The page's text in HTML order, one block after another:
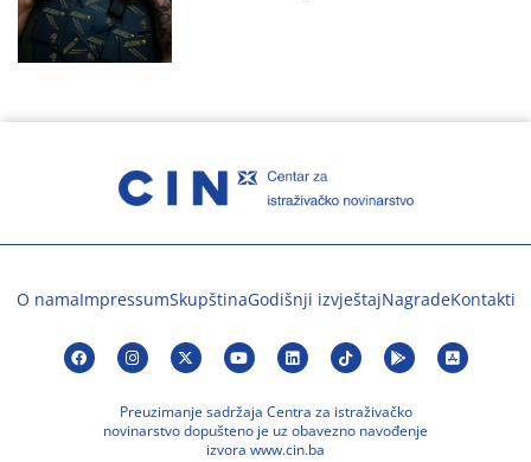
O namaImpressumSkupštinaGodišnji izvještajNagradeKontakti
Preuzimanje sadržaja Centra za istraživačko
novinarstvo dopušteno je uz obavezno navođenje
izvora www.cin.ba